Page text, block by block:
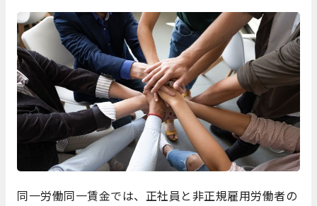
同一労働同一賃金では、正社員と非正規雇用労働者の